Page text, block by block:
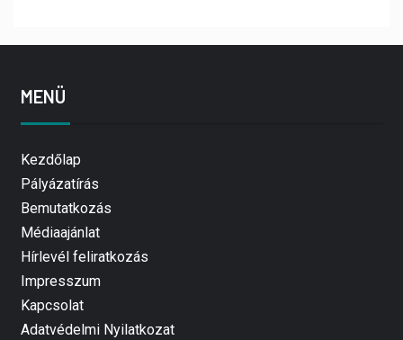
MENÜ
Kezdőlap
Pályázatírás
Bemutatkozás
Médiaajánlat
Hírlevél feliratkozás
Impresszum
Kapcsolat
Adatvédelmi Nyilatkozat